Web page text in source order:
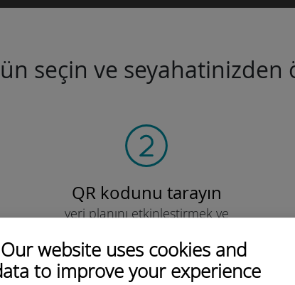
website uses cookies and
to improve your experience
seçin ve
QR kodunu tarayın
veri planını etkinleştirmek ve